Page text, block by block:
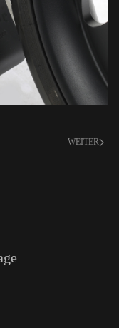
WEITER